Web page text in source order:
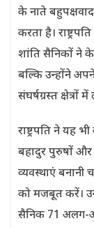
के नाते बहुपक्षवाद
करता है।
शांति सैनिकों ने
बल्कि उन्होंने
संघर्षग्रस्त
राष्ट्रपति ने यह
बहादुर पुरुषों
व्यवस्थाएं बनानी
को मजबूत करें।
सैनिक 71 अलग-